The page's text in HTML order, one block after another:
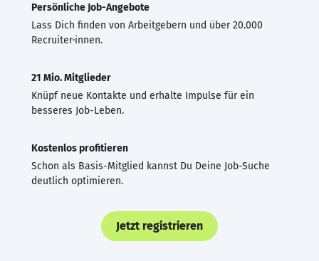
Persönliche Job-Angebote
Lass Dich finden von Arbeitgebern und über 20.000
Recruiter·innen.
21 Mio. Mitglieder
Knüpf neue Kontakte und erhalte Impulse für ein
besseres Job-Leben.
Kostenlos profitieren
Schon als Basis-Mitglied kannst Du Deine Job-Suche
deutlich optimieren.
Jetzt registrieren